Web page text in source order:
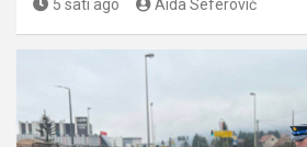
5 sati ago Aida Seferović